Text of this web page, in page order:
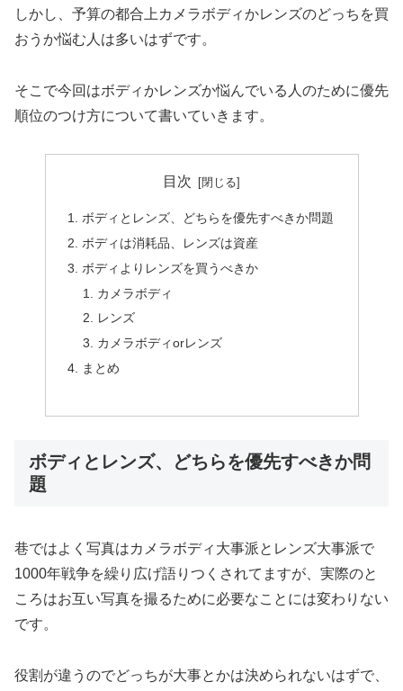
しかし、予算の都合上カメラボディかレンズのどっちを買
おうか悩む人は多いはずです。
そこで今回はボディかレンズか悩んでいる人のために優先
順位のつけ方について書いていきます。
目次
ボディとレンズ、どちらを優先すべきか問題
ボディは消耗品、レンズは資産
ボディよりレンズを買うべきか
カメラボディ
レンズ
カメラボディorレンズ
まとめ
ボディとレンズ、どちらを優先すべきか問
題
巷ではよく写真はカメラボディ大事派とレンズ大事派で
1000年戦争を繰り広げ語りつくされてますが、実際のと
ころはお互い写真を撮るために必要なことには変わりない
です。
役割が違うのでどっちが大事とかは決められないはずで、